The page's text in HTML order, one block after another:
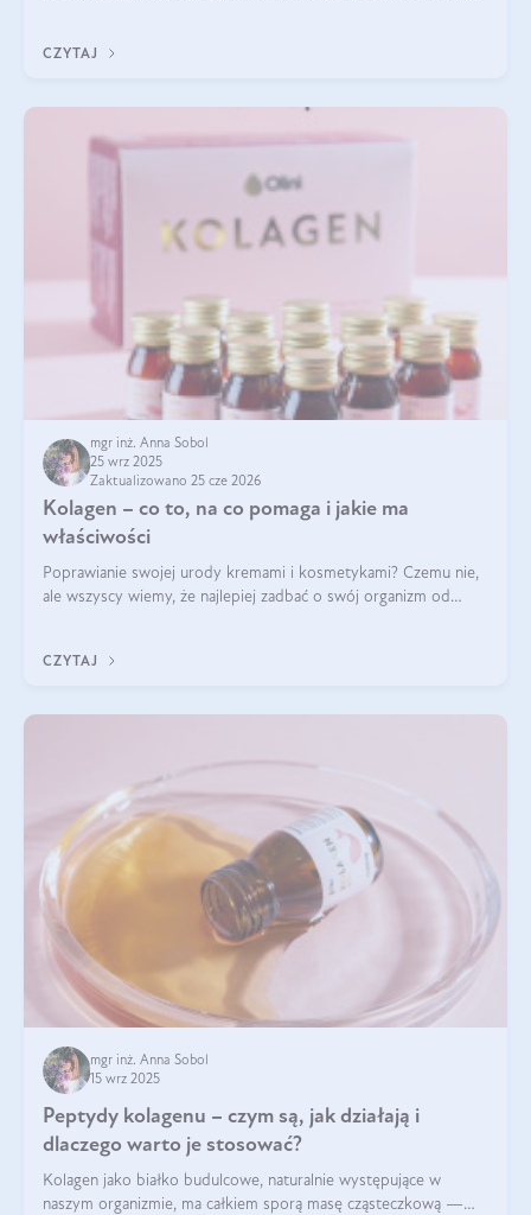
CZYTAJ
mgr inż. Anna Sobol
25 wrz 2025
Zaktualizowano 25 cze 2026
Kolagen – co to, na co pomaga i jakie ma
właściwości
Poprawianie swojej urody kremami i kosmetykami? Czemu nie,
ale wszyscy wiemy, że najlepiej zadbać o swój organizm od
wysokiej jakości suplem
CZYTAJ
mgr inż. Anna Sobol
15 wrz 2025
Peptydy kolagenu – czym są, jak działają i
dlaczego warto je stosować?
Kolagen jako białko budulcowe, naturalnie występujące w
naszym organizmie, ma całkiem sporą masę cząsteczkową —